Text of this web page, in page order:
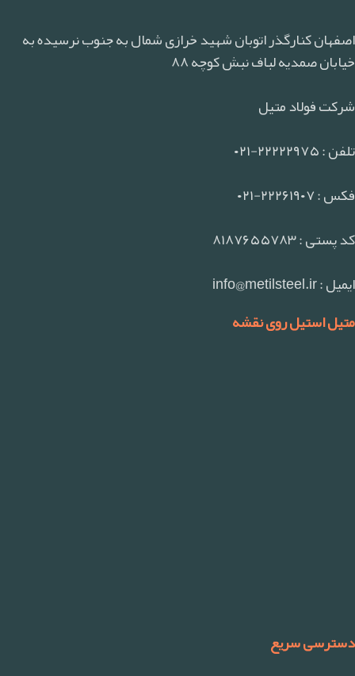
اصفهان کنارگذر اتوبان شهید خرازی شمال به جنوب نرسیده به
خیابان صمدیه لباف نبش کوچه ۸۸
شرکت فولاد متیل
تلفن : ۲۲۲۲۲۹۷۵-۰۲۱
فکس : ۲۲۲۶۱۹۰۷-۰۲۱
کد پستی : ۸۱۸۷۶۵۵۷۸۳
ایمیل : info@metilsteel.ir
متیل استیل روی نقشه
دسترسی سریع